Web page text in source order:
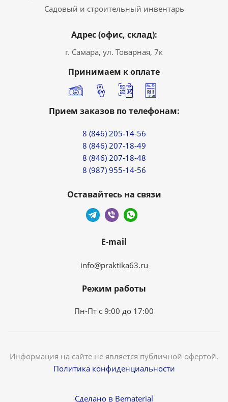
Садовый и строительный инвентарь
Адрес (офис, склад):
г. Самара, ул. Товарная, 7к
Принимаем к оплате
Прием заказов по телефонам:
8 (846) 205-14-56
8 (846) 207-18-49
8 (846) 207-18-48
8 (987) 955-14-56
Оставайтесь на связи
E-mail
info@praktika63.ru
Режим работы
Пн-Пт с 9:00 до 17:00
Информация на сайте не является публичной офертой.
Политика конфиденциальности
Сделано в Bematerial